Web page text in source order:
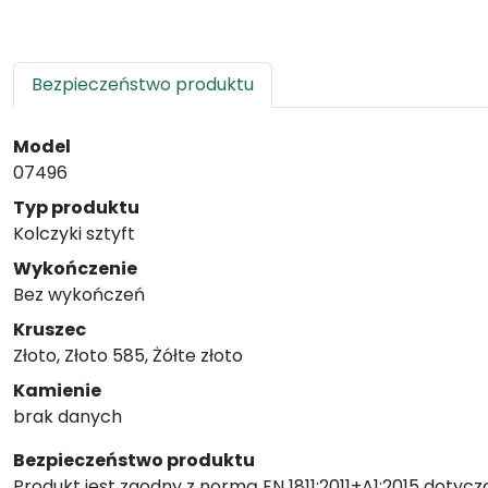
Bezpieczeństwo produktu
Model
07496
Typ produktu
Kolczyki sztyft
Wykończenie
Bez wykończeń
Kruszec
Złoto, Złoto 585, Żółte złoto
Kamienie
brak danych
Bezpieczeństwo produktu